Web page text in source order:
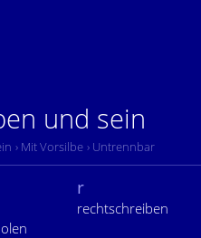
und sein
› Mit Vorsilbe › Untrennbar
r
rechtschreiben